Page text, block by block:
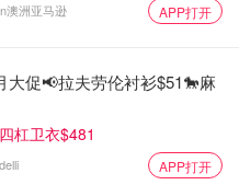
澳洲亚马逊 APP打开
大促📢拉夫劳伦衬衫$51🐎麻
杠卫衣$481
APP打开